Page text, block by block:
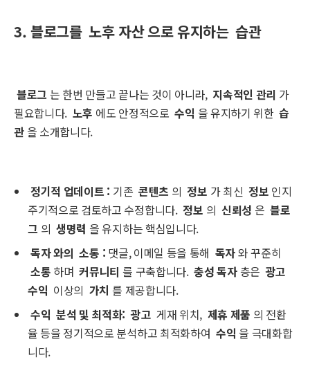
3. 블로그를 노후 자산으로 유지하는 습관
블로그 는 한번 만들고 끝나는 것이 아니라, 지속적인 관리 가
필요합니다. 노후 에도 안정적으로 수익 을 유지하기 위한 습
관 을 소개합니다.
정기적 업데이트 : 기존 콘텐츠 의 정보 가 최신 정보 인지
주기적으로 검토하고 수정합니다. 정보 의 신뢰성 은 블로
그 의 생명력 을 유지하는 핵심입니다.
독자와의 소통 : 댓글, 이메일 등을 통해 독자와 꾸준히
소통 하며 커뮤니티 를 구축합니다. 충성 독자 층은 광고
수익 이상의 가치 를 제공합니다.
수익 분석 및 최적화: 광고 게재 위치, 제휴 제품 의 전환
율 등을 정기적으로 분석하고 최적화하여 수익 을 극대화합
니다.